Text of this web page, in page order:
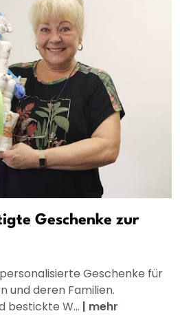
Geschenke zur
Geschenke für
und deren Familien.
bestickte W... | mehr